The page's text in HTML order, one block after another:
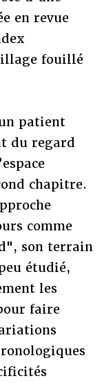
en revue
fouillé
patient
du regard
chapitre.
comme
son terrain
étudié,
les
faire